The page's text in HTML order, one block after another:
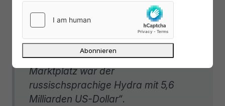
„Darknet-Märkte wie Silk Road (216
Millionen US-Dollar) und Alphabay
(639 Millionen US-Dollar) bei weitem.
Der größte bekannte Tor-basierte
Marktplatz war der
russischsprachige Hydra mit 5,6
Milliarden US-Dollar“.